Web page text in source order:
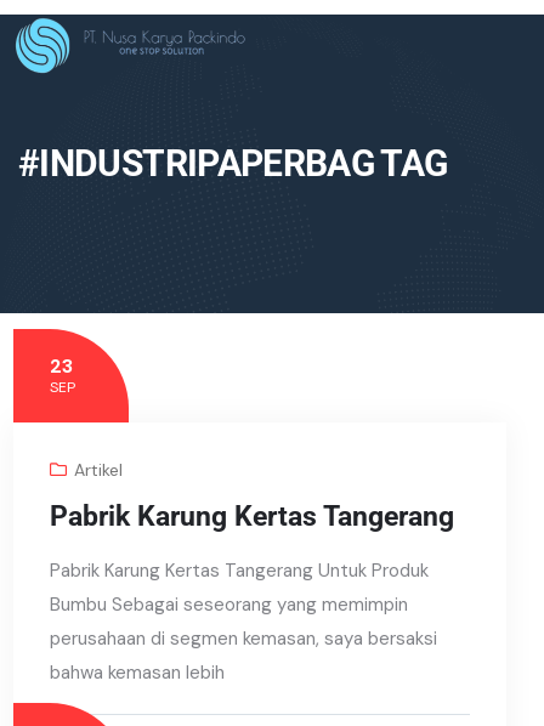
#INDUSTRIPAPERBAG TAG
23
SEP
Artikel
Pabrik Karung Kertas Tangerang
Pabrik Karung Kertas Tangerang Untuk Produk
Bumbu Sebagai seseorang yang memimpin
perusahaan di segmen kemasan, saya bersaksi
bahwa kemasan lebih